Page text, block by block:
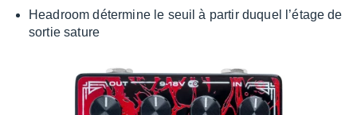
Headroom déter­mine le seuil à partir duquel l’étage de
sortie sature